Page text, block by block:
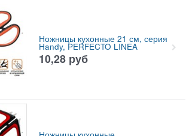
Ножницы кухонные 21 см, серия
Handy, PERFECTO LINEA
10,28 руб